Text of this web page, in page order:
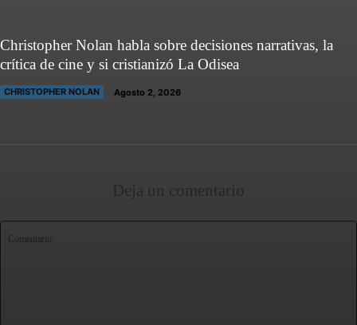
Christopher Nolan habla sobre decisiones narrativas, la
crítica de cine y si cristianizó La Odisea
CHRISTOPHER NOLAN Agosto 2, 2026
Deja un comentario